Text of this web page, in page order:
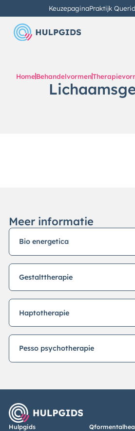
KeuzepaginaPraktijk
HomeBehandelvormen
Meer informatie
Bio energetica
Gestalttherapie
Haptotherapie
Pesso psychotherapie
Hulpgids